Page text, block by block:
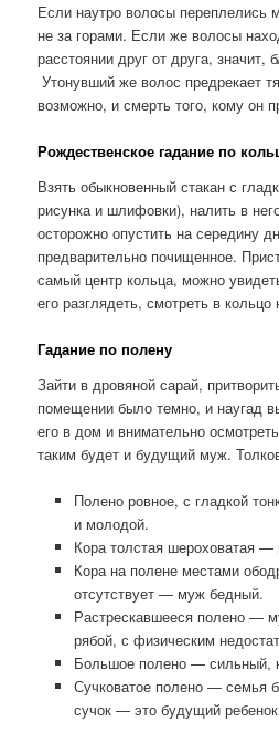
Если наутро волосы переплелись
не за горами. Если же волосы
расстоянии друг от друга, значит,
Утонувший же волос предрекает
возможно, и смерть того, кому он
Рождественское гадание по
Взять обыкновенный стакан с
рисунка и шлифовки), налить в
осторожно опустить на середину
предварительно почищенное.
самый центр кольца, можно
его разглядеть, смотреть в
Гадание по полену
Зайти в дровяной сарай,
помещении было темно, и наугад
его в дом и внимательно
таким будет и будущий муж.
Полено ровное, с гладкой
и молодой.
Кора толстая шероховатая
Кора на полене местами
отсутствует — муж бедный.
Растрескавшееся полено —
рябой, с физическим
Большое полено — сильный,
Сучковатое полено — семья
сучок — это будущий